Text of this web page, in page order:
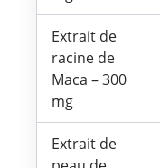
Extrait de
racine de
Maca – 300
mg
Extrait de